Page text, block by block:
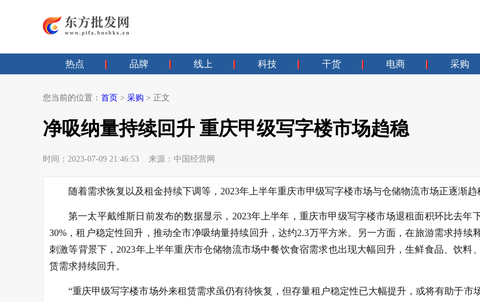
热点 品牌 线上 科技 干货 电商 采购
您当前的位置： 首页 > 采购 > 正文
净吸纳量持续回升 重庆甲级写字楼市场趋稳
时间：2023-07-09 21:46:53 来源：中国经营网
随着需求恢复以及租金持续下调等，2023年上半年重庆市甲级写字楼市场与仓储物流市场正逐渐趋
第一太平戴维斯日前发布的数据显示，2023年上半年，重庆市甲级写字楼市场退租面积环比去年
30%，租户稳定性回升，推动全市净吸纳量持续回升，达约2.3万平方米。另一方面，在旅游需求持续
刺激等背景下，2023年上半年重庆市仓储物流市场中餐饮食宿需求也出现大幅回升，生鲜食品、饮料
赁需求持续回升。
“重庆甲级写字楼市场外来租赁需求虽仍有待恢复，但存量租户稳定性已大幅提升，或将有助于市